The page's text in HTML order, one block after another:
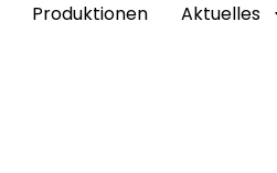
Produktionen Aktuelles